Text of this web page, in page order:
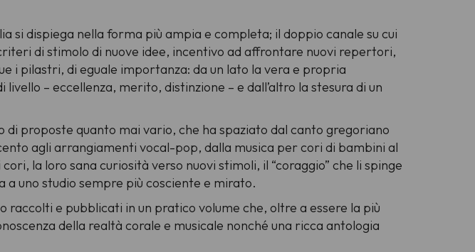
si dispiega nella forma più ampia e completa; il doppio canale su cui
di stimolo di nuove idee, incentivo ad affrontare nuovi repertori,
i pilastri, di eguale importanza: da un lato la vera e propria
livello – eccellenza, merito, distinzione – e dall’altro la stesura di un
proposte quanto mai vario, che ha spaziato dal canto gregoriano
agli arrangiamenti vocal-pop, dalla musica per cori di bambini al
la loro sana curiosità verso nuovi stimoli, il “coraggio” che li spinge
uno studio sempre più cosciente e mirato.
e pubblicati in un pratico volume che, oltre a essere la più
della realtà corale e musicale nonché una ricca antologia